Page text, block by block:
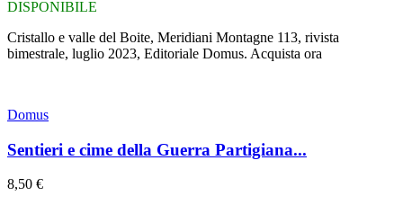
DISPONIBILE
Cristallo e valle del Boite, Meridiani Montagne 113, rivista
bimestrale, luglio 2023, Editoriale Domus. Acquista ora
Domus
Sentieri e cime della Guerra Partigiana...
8,50 €